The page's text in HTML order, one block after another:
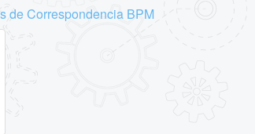
de Correspondencia BPM